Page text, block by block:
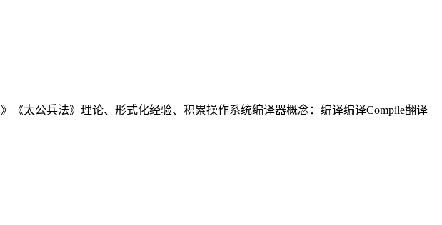
太公兵法》理论、形式化经验、积累操作系统编译器概念：编译编译Compile翻译